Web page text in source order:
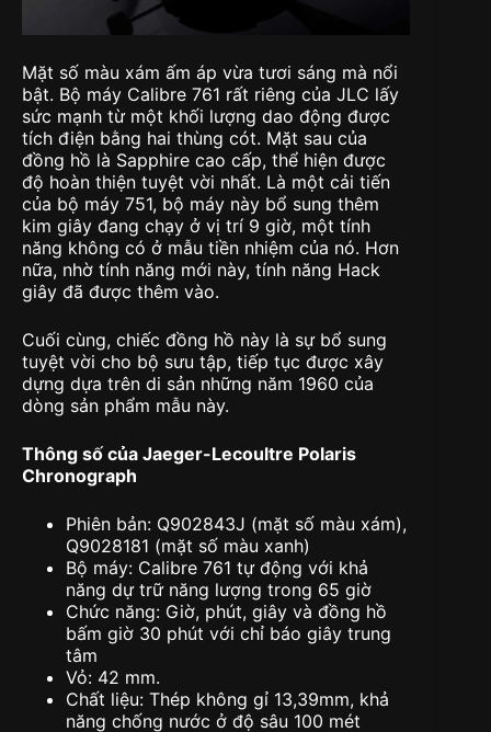
Mặt số màu xám ấm áp vừa tươi sáng mà nổi
bật. Bộ máy Calibre 761 rất riêng của JLC lấy
sức mạnh từ một khối lượng dao động được
tích điện bằng hai thùng cót. Mặt sau của
đồng hồ là Sapphire cao cấp, thể hiện được
độ hoàn thiện tuyệt vời nhất. Là một cải tiến
của bộ máy 751, bộ máy này bổ sung thêm
kim giây đang chạy ở vị trí 9 giờ, một tính
năng không có ở mẫu tiền nhiệm của nó. Hơn
nữa, nhờ tính năng mới này, tính năng Hack
giây đã được thêm vào.
Cuối cùng, chiếc đồng hồ này là sự bổ sung
tuyệt vời cho bộ sưu tập, tiếp tục được xây
dựng dựa trên di sản những năm 1960 của
dòng sản phẩm mẫu này.
Thông số của Jaeger-Lecoultre Polaris
Chronograph
Phiên bản: Q902843J (mặt số màu xám),
Q9028181 (mặt số màu xanh)
Bộ máy: Calibre 761 tự động với khả
năng dự trữ năng lượng trong 65 giờ
Chức năng: Giờ, phút, giây và đồng hồ
bấm giờ 30 phút với chỉ báo giây trung
tâm
Vỏ: 42 mm.
Chất liệu: Thép không gỉ 13,39mm, khả
năng chống nước ở độ sâu 100 mét